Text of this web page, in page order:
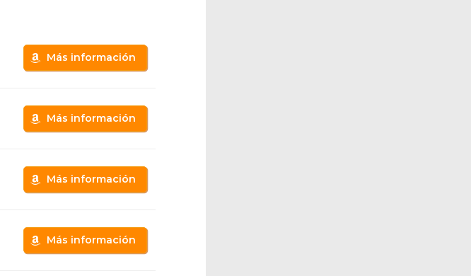
Más información
Más información
Más información
Más información